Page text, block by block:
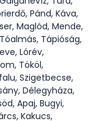
Pánd, Káva,
Maglód, Mende,
Tápióság,
Lórév,
Tököl,
Szigetbecse,
Délegyháza,
Apaj, Bugyi,
Kakucs,